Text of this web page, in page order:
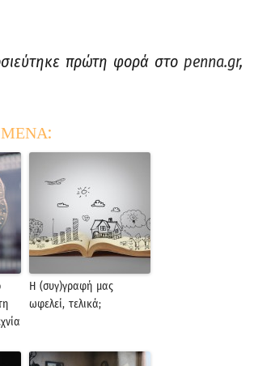
πρώτη φορά στο penna.gr,
Η (συγ)γραφή μας
ωφελεί, τελικά;